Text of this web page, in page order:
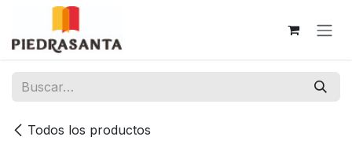
Ir al contenido
Todos los productos